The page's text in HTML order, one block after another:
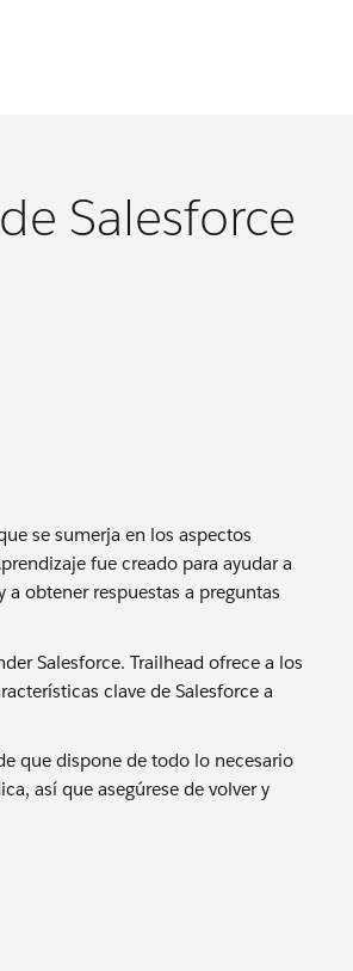
Salesforce
se sumerja en los aspectos
fue creado para ayudar a
obtener respuestas a preguntas
Salesforce. Trailhead ofrece a los
clave de Salesforce a
que dispone de todo lo necesario
así que asegúrese de volver y